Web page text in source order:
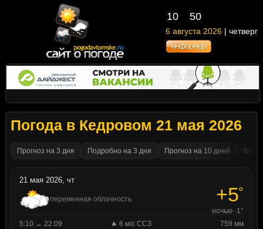
10 50
6 августа 2026 | четверг
Погода в Кедровом 21 мая 2026
Прогноз на 3 дня Подробно на 3 дня Прогноз на 10 дней
21 мая 2026, чт
переменная облачность +5°
ночью -1°
5:10 → 22:09
6 м/с ССЗ
759 мм